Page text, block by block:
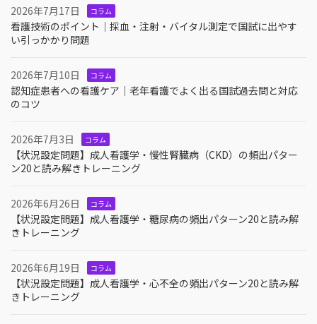
2026年7月17日 コラム
看護技術のポイント｜採血・注射・バイタル測定で国試に出やす
い引っかかり問題
2026年7月10日 コラム
認知症患者への看護ケア｜老年看護でよく出る国試過去問と対応
のコツ
2026年7月3日 コラム
【状況設定問題】成人看護学・慢性腎臓病（CKD）の頻出パター
ン20と読み解きトレーニング
2026年6月26日 コラム
【状況設定問題】成人看護学・糖尿病の頻出パターン20と読み解
きトレーニング
2026年6月19日 コラム
【状況設定問題】成人看護学・心不全の頻出パターン20と読み解
きトレーニング